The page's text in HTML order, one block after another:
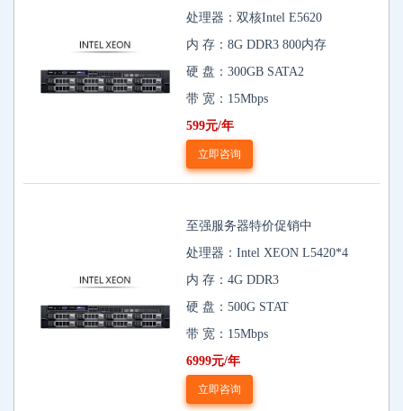
处理器：双核Intel E5620
内 存：8G DDR3 800内存
硬 盘：300GB SATA2
带 宽：15Mbps
599元/年
立即咨询
至强服务器特价促销中
处理器：Intel XEON L5420*4
内 存：4G DDR3
硬 盘：500G STAT
带 宽：15Mbps
6999元/年
立即咨询